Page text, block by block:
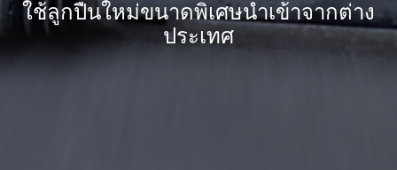
ใช้ลูกปืนใหม่ขนาดพิเศษนำเข้าจากต่าง
ประเทศ